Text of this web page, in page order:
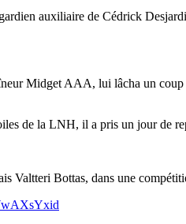
auxiliaire de Cédrick
Midget AAA, lui lâcha un
de la LNH, il a pris un jour de
Valtteri Bottas, dans une